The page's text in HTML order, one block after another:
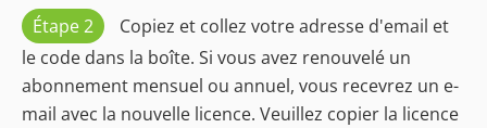
Étape 2
Copiez et collez votre adresse d'email et
le code dans la boîte. Si vous avez renouvelé un
abonnement mensuel ou annuel, vous recevrez un e-
mail avec la nouvelle licence. Veuillez copier la licence